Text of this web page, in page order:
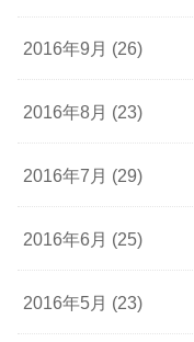
2016年9月 (26)
2016年8月 (23)
2016年7月 (29)
2016年6月 (25)
2016年5月 (23)